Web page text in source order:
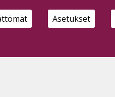
Asetukset